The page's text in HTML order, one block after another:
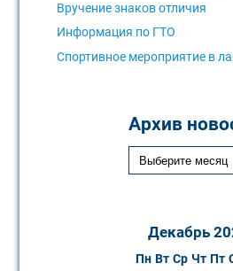
Вручение знаков отличия
Информация по ГТО
Спортивное мероприятие в
Архив
Декабрь
Пн Вт Ср Чт Пт